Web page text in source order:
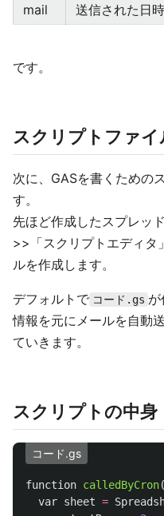
mail
送信された日時
です。
スクリプトファイ
次に、GASを書くための
す。
先ほど作成したスプレッ
>>「スクリプトエディタ
ルを作成します。
デフォルトで コード.gs
情報を元にメールを自動
ていきます。
スクリプトの中身
コード.gs
function calledByCron
var sheet =